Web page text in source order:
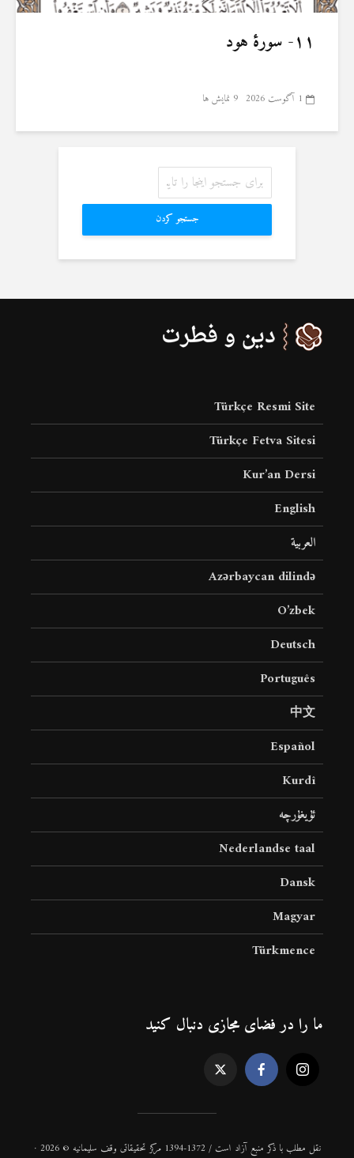
۱۱- سورهٔ هود
1 آگوست 2026 9 نمایش ها
جستجو کردن
Türkçe Resmi Site
Türkçe Fetva Sitesi
Kur’an Dersi
English
العربية
Azərbaycan dilində
O’zbek
Deutsch
Português
中文
Español
Kurdî
ئۇيغۇرچە
Nederlandse taal
Dansk
Magyar
Türkmence
ما را در فضای مجازی دنبال کنید
نقل مطلب با ذكر منبع آزاد است / 1372-1394 مركز تحقیقاتی وقف سلیمانیه © 2026 ·